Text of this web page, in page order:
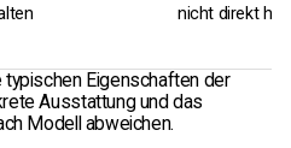
nicht direkt
Eigenschaften der
Ausstattung und das
Modell abweichen.